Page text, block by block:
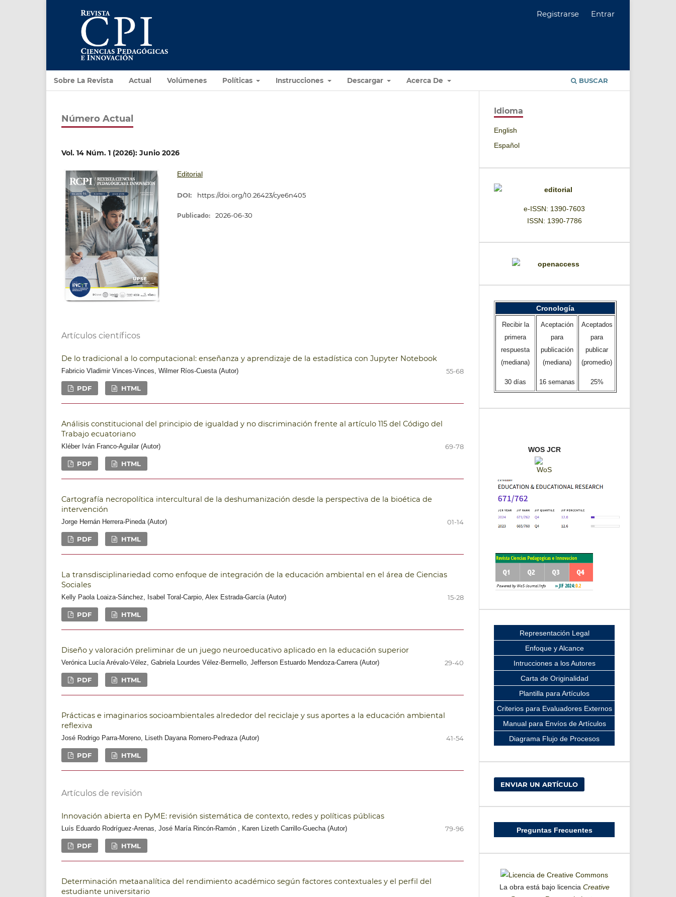
Sobre La Revista Actual Volúmenes Políticas Instrucciones Descargar Acerca De BUSCAR
Registrarse Entrar
Número Actual
Vol. 14 Núm. 1 (2026): Junio 2026
Editorial
DOI: https://doi.org/10.26423/cye6n405
Publicado: 2026-06-30
Artículos científicos
De lo tradicional a lo computacional: enseñanza y aprendizaje de la estadística con Jupyter Notebook
Fabricio Vladimir Vinces-Vinces, Wilmer Ríos-Cuesta (Autor) 55-68
PDF HTML
Análisis constitucional del principio de igualdad y no discriminación frente al artículo 115 del Código del
Trabajo ecuatoriano
Kléber Iván Franco-Aguilar (Autor) 69-78
PDF HTML
Cartografía necropolítica intercultural de la deshumanización desde la perspectiva de la bioética de
intervención
Jorge Hernán Herrera-Pineda (Autor) 01-14
PDF HTML
La transdisciplinariedad como enfoque de integración de la educación ambiental en el área de Ciencias
Sociales
Kelly Paola Loaiza-Sánchez, Isabel Toral-Carpio, Alex Estrada-García (Autor) 15-28
PDF HTML
Diseño y valoración preliminar de un juego neuroeducativo aplicado en la educación superior
Verónica Lucía Arévalo-Vélez, Gabriela Lourdes Vélez-Bermello, Jefferson Estuardo Mendoza-Carrera (Autor) 29-40
PDF HTML
Prácticas e imaginarios socioambientales alrededor del reciclaje y sus aportes a la educación ambiental
reflexiva
José Rodrigo Parra-Moreno, Liseth Dayana Romero-Pedraza (Autor) 41-54
PDF HTML
Artículos de revisión
Innovación abierta en PyME: revisión sistemática de contexto, redes y políticas públicas
Luís Eduardo Rodríguez-Arenas, José María Rincón-Ramón , Karen Lizeth Carrillo-Guecha (Autor) 79-96
PDF HTML
Determinación metaanalítica del rendimiento académico según factores contextuales y el perfil del
estudiante universitario
Idioma
English
Español
e-ISSN: 1390-7603
ISSN: 1390-7786
Cronología
Recibir la
primera
respuesta
(mediana)
30 días
Aceptación
para
publicación
(mediana)
16 semanas
Aceptados
para
publicar
(promedio)
25%
WOS JCR
Representación Legal
Enfoque y Alcance
Intrucciones a los Autores
Carta de Originalidad
Plantilla para Artículos
Criterios para Evaluadores Externos
Manual para Envíos de Artículos
Diagrama Flujo de Procesos
ENVIAR UN ARTÍCULO
Preguntas Frecuentes
La obra está bajo licencia Creative